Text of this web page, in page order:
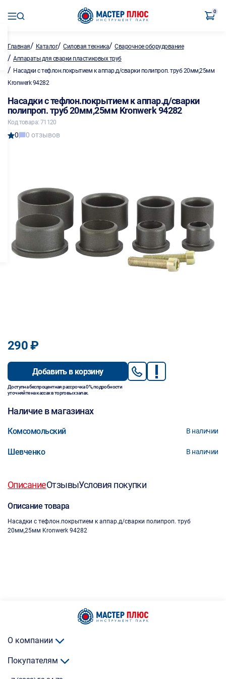
0
Главная/ Каталог/Силовая техника/Сварочное оборудование
/ Аппараты для сварки пластиковых труб
/ Насадки с тефлон.покрытием к аппар.д/сварки полипроп. труб 20мм,25мм
Kronwerk 94282
Насадки с тефлон.покрытием к аппар.д/сварки
полипроп. труб 20мм,25мм Kronwerk 94282
Код товара: 71120
0 0 отзывов
290 ₽
Добавить в корзину
Доступна беспроцентная рассрочка 0%, подробности
уточняйте на кассах в торговых залах.
Наличие в магазинах
Комсомольский В наличии
Шевченко В наличии
ОписаниеОтзывыУсловия покупки
Описание товара
Насадки с тефлон.покрытием к аппар.д/сварки полипроп. труб
20мм,25мм Kronwerk 94282
О компании
Покупателям